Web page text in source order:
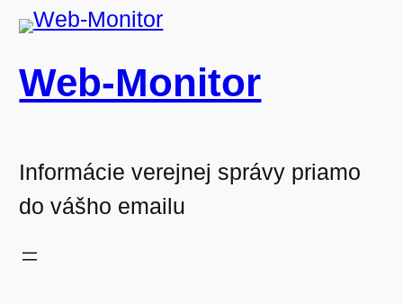
Prejsť
obsah
Web-Monitor
Informácie verejnej správy priamo
do vášho emailu